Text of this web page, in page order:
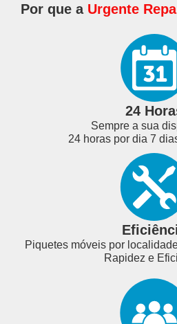
Por que a Urgente
24
Sempre a sua
24 horas por dia 7
Piquetes móveis por
Rapidez e